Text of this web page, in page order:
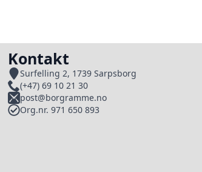
Kontakt
Surfelling 2, 1739 Sarpsborg
(+47) 69 10 21 30
post@borgramme.no
Org.nr. 971 650 893